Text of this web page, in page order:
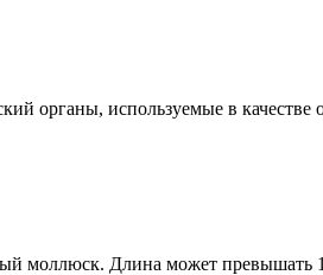
органы, используемые в качестве
моллюск. Длина может превышать